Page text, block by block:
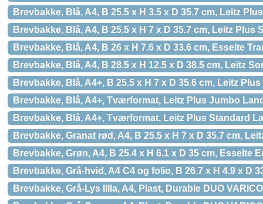
Brevbakke, Blå, A4, B 25.5 x H 3.5 x D 35.7 cm, Leitz
Brevbakke, Blå, A4, B 25.5 x H 7 x D 35.7 cm, Leitz Plus
Brevbakke, Blå, A4, B 26 x H 7.6 x D 33.6 cm, Esselte
Brevbakke, Blå, A4, B 28.5 x H 12.5 x D 38.5 cm, Leitz
Brevbakke, Blå, A4+, B 25.5 x H 7 x D 35.6 cm, Leitz
Brevbakke, Blå, A4+, Tværformat, Leitz Plus Jumbo
Brevbakke, Blå, A4+, Tværformat, Leitz Plus Standard
Brevbakke, Granat rød, A4, B 25.5 x H 7 x D 35.7 cm,
Brevbakke, Grøn, A4, B 25.4 x H 6.1 x D 35 cm, Esselte
Brevbakke, Grå-hvid, A4 C4 og folio, B 26.7 x H 4.9 x D
Brevbakke, Grå-Lys lilla, A4, Plast, Durable DUO